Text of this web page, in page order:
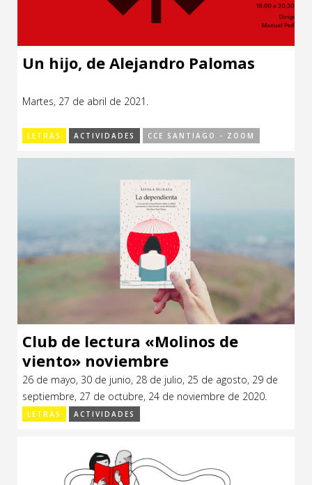
Un hijo, de Alejandro Palomas
Martes, 27 de abril de 2021.
LETRAS ACTIVIDADES CCE SANTIAGO - ZOOM
Club de lectura «Molinos de
viento» noviembre
26 de mayo, 30 de junio, 28 de julio, 25 de agosto, 29 de
septiembre, 27 de octubre, 24 de noviembre de 2020.
LETRAS ACTIVIDADES